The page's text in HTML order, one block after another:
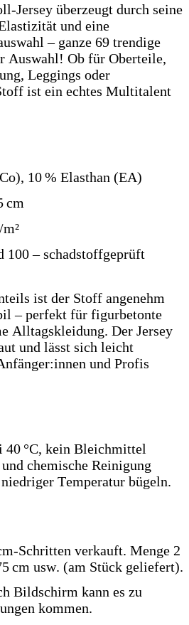
Jersey überzeugt durch seine
und eine
– ganze 69 trendige
Auswahl! Ob für Oberteile,
Leggings oder
ist ein echtes Multitalent
10 % Elasthan (EA)
cm
100 – schadstoffgeprüft
ist der Stoff angenehm
– perfekt für figurbetonte
Alltagskleidung. Der Jersey
und lässt sich leicht
und Profis
40 °C, kein Bleichmittel
chemische Reinigung
Temperatur bügeln.
Schritten verkauft. Menge 2
cm usw. (am Stück geliefert).
Bildschirm kann es zu
kommen.